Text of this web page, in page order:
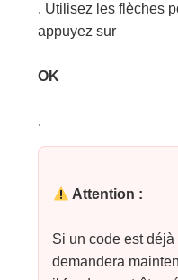
. Utilisez les flèches
appuyez sur
OK
.
Attention :
Si un code est
demandera